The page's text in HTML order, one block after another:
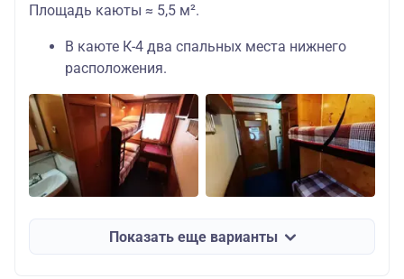
Площадь каюты ≈ 5,5 м².
В каюте К-4 два спальных места нижнего
расположения.
Показать еще варианты